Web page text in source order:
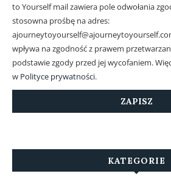
to Yourself mail zawiera pole odwołania
stosowna prośbę na adres:
wpływa na zgodność z prawem
podstawie zgody przed jej wycofaniem.
w Polityce prywatności.
KATEGORIE